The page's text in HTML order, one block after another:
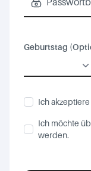
Geburtstag
Ich
Ich möchte
werden.